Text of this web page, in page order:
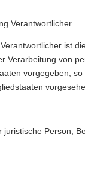
Verantwortlicher
ist
Verarbeitung von
vorgegeben,
Person,